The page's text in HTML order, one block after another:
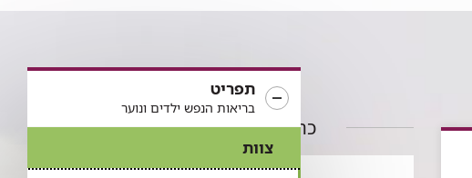
לאתר
תפריט
בריאות הנפש ילדים ונוער
צוות
כתבות בתחום